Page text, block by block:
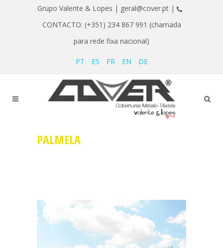
Grupo Valente & Lopes | geral@cover.pt |
CONTACTO: (+351) 234 867 991 (chamada
para rede fixa nacional)
PT ES FR EN DE
PALMELA